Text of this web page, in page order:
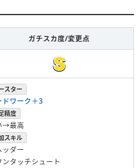
ガチスカ度/変更点
スター
ドワーク＋3
精度
→最高
スキル
ッダー
ンタッチシュート